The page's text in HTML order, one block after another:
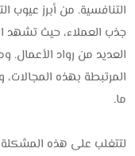
التنافسية. من أبرز عيوب
جذب العملاء، حيث تشهد
العديد من رواد الأعمال.
المرتبطة بهذه
ما.
لتتغلب على هذه المشكلة،